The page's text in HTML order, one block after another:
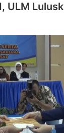
ULM